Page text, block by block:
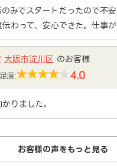
のみでスタートだったので不
わって、安心できた。仕事が
大阪市淀川区 のお客様
度: 4.0
りました。
お客様の声をもっと見る